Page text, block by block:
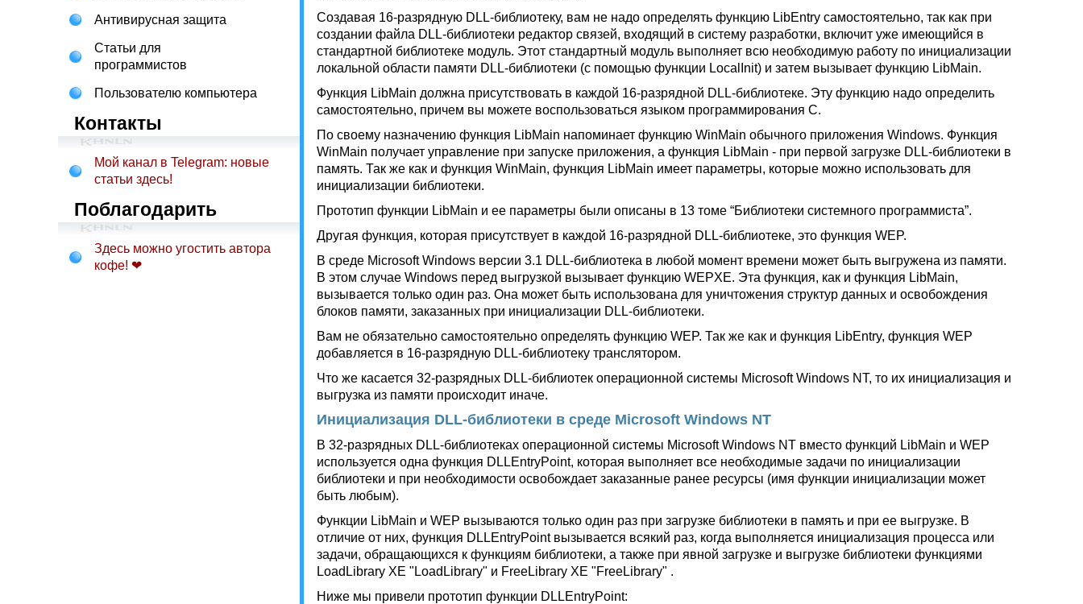
Антивирусная защита
Статьи для
программистов
Пользователю компьютера
Контакты
Мой канал в Telegram: новые
статьи здесь!
Поблагодарить
Здесь можно угостить автора
кофе! ❤
Создавая 16-разрядную DLL-библиотеку, вам не надо определять функцию LibEntry самостоятельно, так как при
создании файла DLL-библиотеки редактор связей, входящий в систему разработки, включит уже имеющийся в
стандартной библиотеке модуль. Этот стандартный модуль выполняет всю необходимую работу по инициализации
локальной области памяти DLL-библиотеки (с помощью функции LocalInit) и затем вызывает функцию LibMain.
Функция LibMain должна присутствовать в каждой 16-разрядной DLL-библиотеке. Эту функцию надо определить
самостоятельно, причем вы можете воспользоваться языком программирования С.
По своему назначению функция LibMain напоминает функцию WinMain обычного приложения Windows. Функция
WinMain получает управление при запуске приложения, а функция LibMain - при первой загрузке DLL-библиотеки в
память. Так же как и функция WinMain, функция LibMain имеет параметры, которые можно использовать для
инициализации библиотеки.
Прототип функции LibMain и ее параметры были описаны в 13 томе “Библиотеки системного программиста”.
Другая функция, которая присутствует в каждой 16-разрядной DLL-библиотеке, это функция WEP.
В среде Microsoft Windows версии 3.1 DLL-библиотека в любой момент времени может быть выгружена из памяти.
В этом случае Windows перед выгрузкой вызывает функцию WEPXE. Эта функция, как и функция LibMain,
вызывается только один раз. Она может быть использована для уничтожения структур данных и освобождения
блоков памяти, заказанных при инициализации DLL-библиотеки.
Вам не обязательно самостоятельно определять функцию WEP. Так же как и функция LibEntry, функция WEP
добавляется в 16-разрядную DLL-библиотеку транслятором.
Что же касается 32-разрядных DLL-библиотек операционной системы Microsoft Windows NT, то их инициализация и
выгрузка из памяти происходит иначе.
Инициализация DLL-библиотеки в среде Microsoft Windows NT
В 32-разрядных DLL-библиотеках операционной системы Microsoft Windows NT вместо функций LibMain и WEP
используется одна функция DLLEntryPoint, которая выполняет все необходимые задачи по инициализации
библиотеки и при необходимости освобождает заказанные ранее ресурсы (имя функции инициализации может
быть любым).
Функции LibMain и WEP вызываются только один раз при загрузке библиотеки в память и при ее выгрузке. В
отличие от них, функция DLLEntryPoint вызывается всякий раз, когда выполняется инициализация процесса или
задачи, обращающихся к функциям библиотеки, а также при явной загрузке и выгрузке библиотеки функциями
LoadLibrary XE "LoadLibrary" и FreeLibrary XE "FreeLibrary" .
Ниже мы привели прототип функции DLLEntryPoint: